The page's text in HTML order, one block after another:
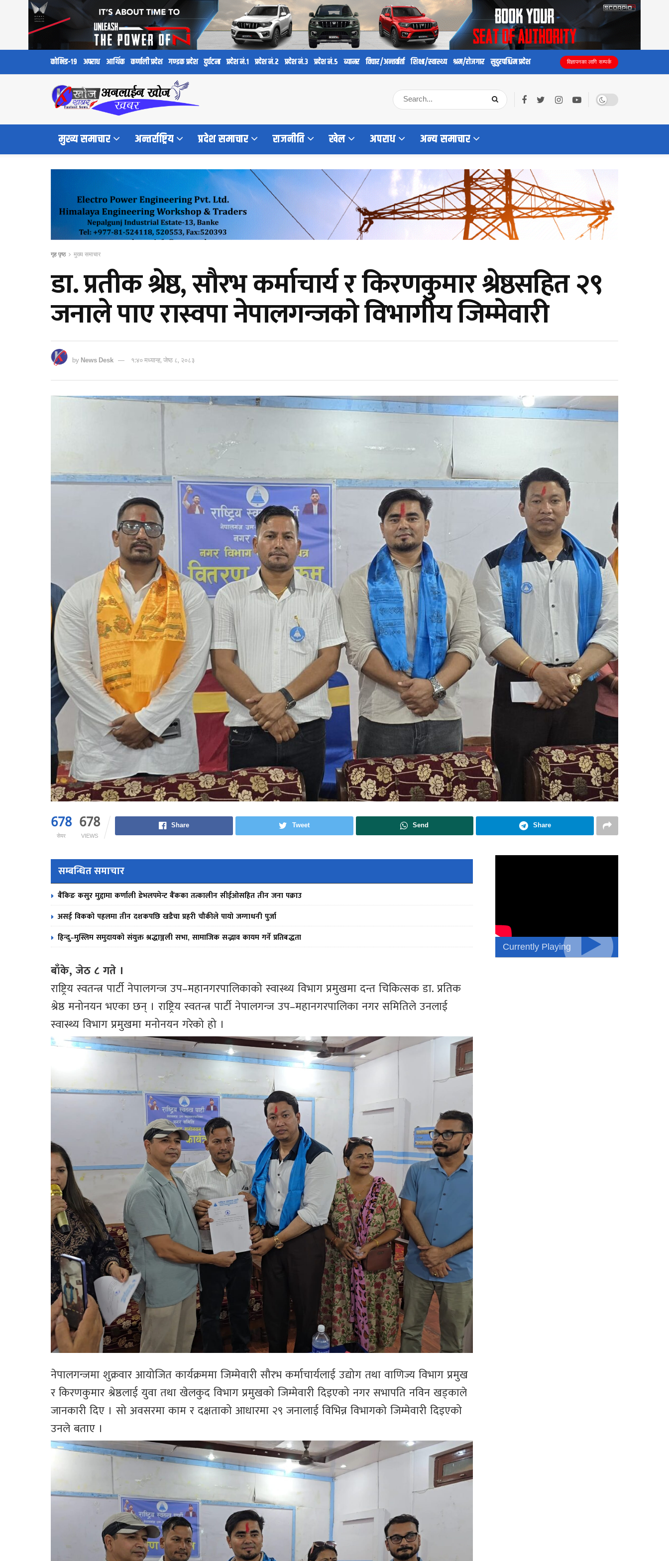
कोभिड-१९ अपराध आर्थिक कर्णाली प्रदेश गण्डक प्रदेश दुर्घटना प्रदेश नं.१ प्रदेश नं.२ प्रदेश नं.३ प्रदेश नं.५ ब्यानर विचार/अन्तर्वार्ता शिक्षा/स्वास्थ्य श्रम/रोजगार सुदुरपश्चिम प्रदेश विज्ञापनका लागि सम्पर्क
मुख्य समाचार अन्तर्राष्ट्रिय प्रदेश समाचार राजनीति खेल अपराध अन्य समाचार
गृह पृष्ठ मुख्य समाचार
डा. प्रतीक श्रेष्ठ, सौरभ कर्माचार्य र किरणकुमार श्रेष्ठसहित २९
जनाले पाए रास्वपा नेपालगन्जको विभागीय जिम्मेवारी
byNews Desk १:४० मध्यान्ह, जेष्ठ ८, २०८३
678
सेयर
678
VIEWS
Share Tweet Send Share
सम्बन्धित समाचार
बैंकिङ कसुर मुद्दामा कर्णाली डेभलपमेन्ट बैंकका तत्कालीन सीईओसहित तीन जना पक्राउ
असई विकको पहलमा तीन दशकपछि खडैचा प्रहरी चौकीले पायो जग्गाधनी पुर्जा
हिन्दु–मुस्लिम समुदायको संयुक्त श्रद्धाञ्जली सभा, सामाजिक सद्भाव कायम गर्ने प्रतिबद्धता
बाँके, जेठ ८ गते ।
राष्ट्रिय स्वतन्त्र पार्टी नेपालगन्ज उप–महानगरपालिकाको स्वास्थ्य विभाग प्रमुखमा दन्त चिकित्सक डा. प्रतिक
श्रेष्ठ मनोनयन भएका छन् । राष्ट्रिय स्वतन्त्र पार्टी नेपालगन्ज उप–महानगरपालिका नगर समितिले उनलाई
स्वास्थ्य विभाग प्रमुखमा मनोनयन गरेको हो ।
नेपालगन्जमा शुक्रवार आयोजित कार्यक्रममा जिम्मेवारी सौरभ कर्माचार्यलाई उद्योग तथा वाणिज्य विभाग प्रमुख
र किरणकुमार श्रेष्ठलाई युवा तथा खेलकुद विभाग प्रमुखको जिम्मेवारी दिइएको नगर सभापति नविन खड्काले
जानकारी दिए । सो अवसरमा काम र दक्षताको आधारमा २९ जनालाई विभिन्न विभागको जिम्मेवारी दिइएको
उनले बताए ।
Currently Playing